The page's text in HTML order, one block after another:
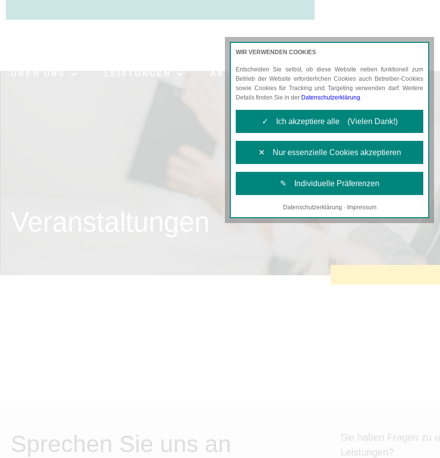
AKTUELLES KARRIERE
Sprechen Sie uns an
Sie haben Fragen zu
Leistungen?
WIR VERWENDEN COOKIES
Entscheiden Sie selbst, ob diese Website neben funktionell zum
Betrieb der Website erforderlichen Cookies auch Betreiber-Cookies
sowie Cookies für Tracking und Targeting verwenden darf. Weitere
Details finden Sie in der Datenschutzerklärung.
✓ Ich akzeptiere alle (Vielen Dank!)
✕ Nur essenzielle Cookies akzeptieren
✎ Individuelle Präferenzen
Notwendige Cookies
bedarfsgerechte Gestaltung und fortlaufende Verbesserung
unseres Angebotes einschließlich der Verknüpfung zu Social-
Datenschutzerklärung · Impressum